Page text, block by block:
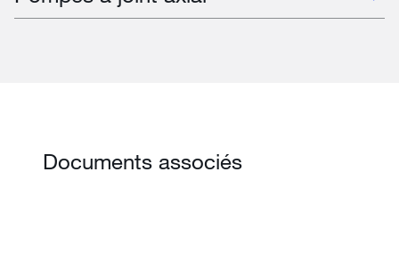
Documents associés